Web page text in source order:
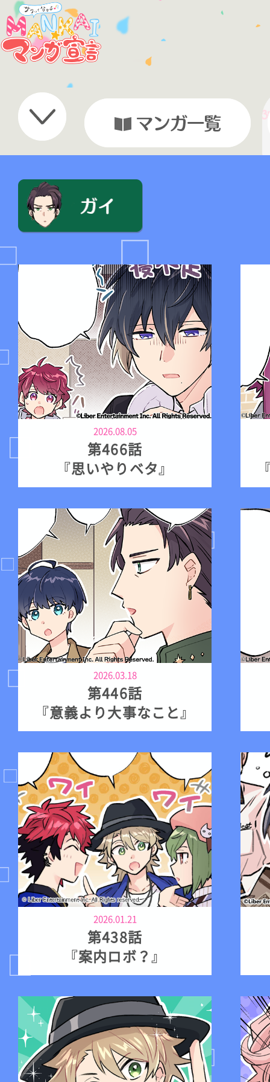
2026.08.05
第466話
『思いやりベタ』
2026.03.18
第446話
『意義より大事なこと』
2026.01.21
第438話
『案内ロボ？』